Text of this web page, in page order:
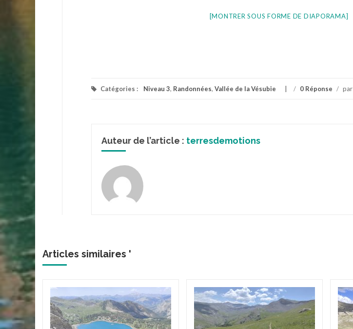
[MONTRER SOUS FORME DE DIAPORAMA]
Catégories : Niveau 3, Randonnées, Vallée de la Vésubie / 0 Réponse / par
Auteur de l’article : terresdemotions
Articles similaires '
de
et